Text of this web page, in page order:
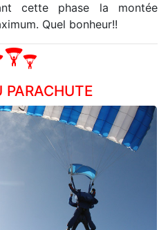
cette phase la montée
Quel bonheur!!
PARACHUTE